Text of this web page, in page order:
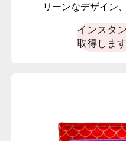
リーンなデザイン
インスタ
取得します